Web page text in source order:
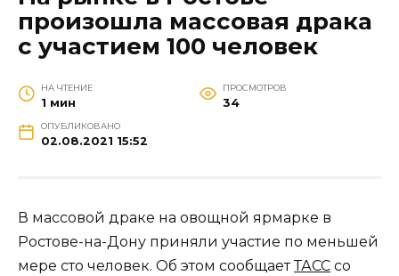
произошла массовая драка
с участием 100 человек
НА ЧТЕНИЕ
1 мин
ПРОСМОТРОВ
34
ОПУБЛИКОВАНО
02.08.2021 15:52
В массовой драке на овощной ярмарке в
Ростове-на-Дону приняли участие по меньшей
мере сто человек. Об этом сообщаетТАСС со